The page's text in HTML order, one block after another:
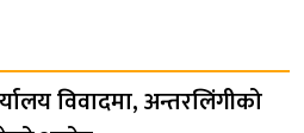
विवादमा, अन्तरलिंगीको